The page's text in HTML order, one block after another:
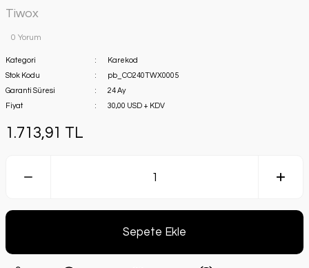
Tiwox
0 Yorum
Kategori
Karekod
Stok Kodu
pb_CO240TWX0005
Garanti Süresi
24 Ay
Fiyat
30,00 USD + KDV
1.713,91 TL
Sepete Ekle